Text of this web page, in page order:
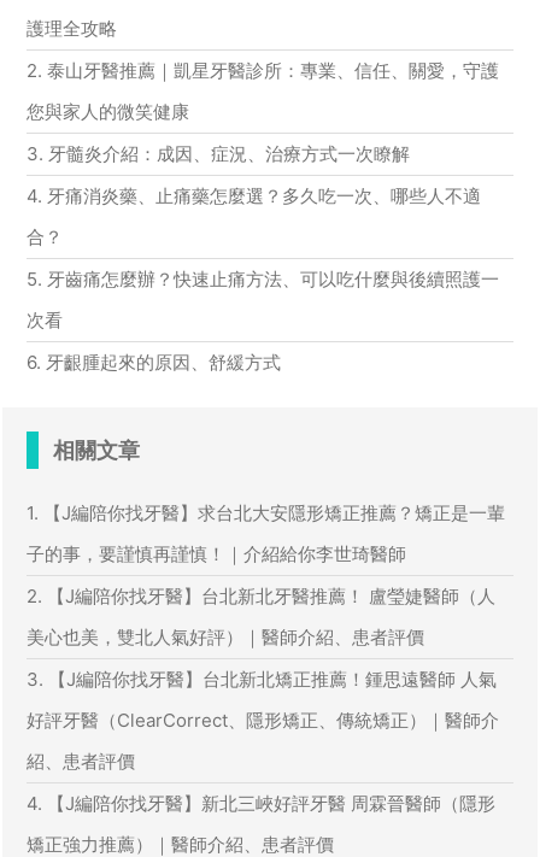
護理全攻略
2. 泰山牙醫推薦｜凱星牙醫診所：專業、信任、關愛，守護
您與家人的微笑健康
3. 牙髓炎介紹：成因、症況、治療方式一次瞭解
4. 牙痛消炎藥、止痛藥怎麼選？多久吃一次、哪些人不適
合？
5. 牙齒痛怎麼辦？快速止痛方法、可以吃什麼與後續照護一
次看
6. 牙齦腫起來的原因、舒緩方式
相關文章
1. 【J編陪你找牙醫】求台北大安隱形矯正推薦？矯正是一輩
子的事，要謹慎再謹慎！｜介紹給你李世琦醫師
2. 【J編陪你找牙醫】台北新北牙醫推薦！ 盧瑩婕醫師（人
美心也美，雙北人氣好評）｜醫師介紹、患者評價
3. 【J編陪你找牙醫】台北新北矯正推薦！鍾思遠醫師 人氣
好評牙醫（ClearCorrect、隱形矯正、傳統矯正）｜醫師介
紹、患者評價
4. 【J編陪你找牙醫】新北三峽好評牙醫 周霖晉醫師（隱形
矯正強力推薦）｜醫師介紹、患者評價